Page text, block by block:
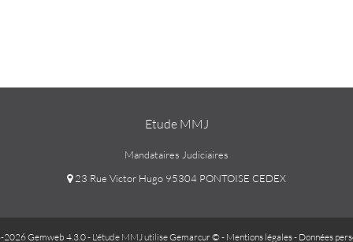
Etude MMJ
Mandataires Judiciaires
23 Rue Victor Hugo 95304 PONTOISE CEDEX
Gemweb 4.3.0- L'étude MMJ utiliseGemarcur © - Mentions légales- Données